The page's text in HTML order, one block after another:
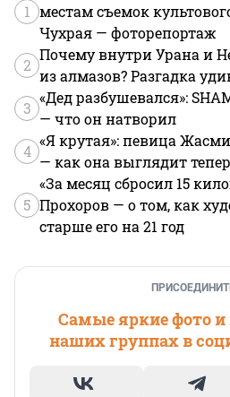
1 местам съемок
Чухрая — фоторепортаж
2
Почему внутри Урана и
из алмазов? Разгадка
3
«Дед разбушевался»:
— что он натворил
4
«Я крутая»: певица
— как она выглядит
5
«За месяц сбросил 15
Прохоров — о том, как
старше его на 21 год
Самые яркие фото и
наших группах в